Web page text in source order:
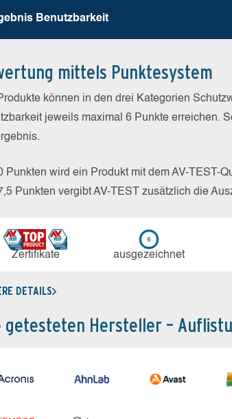
Benutz­barkeit
mittels Punktesystem
können in den drei Kategorien
jeweils maximal 6 Punkte erreichen.
Punkten wird ein Produkt mit dem AV-TEST-
Punkten vergibt AV-TEST zusätzlich die
Zerti­fikate aus­ge­zeich­net
DETAILS
getesteten Hersteller –